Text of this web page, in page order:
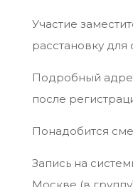
Участие
расстановку
Подробный
после
Понадобится
Запись на